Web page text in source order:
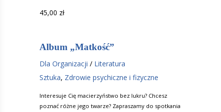
45,00 zł
Album „Matkość”
Dla Organizacji / Literatura
Sztuka, Zdrowie psychiczne i fizyczne
Interesuje Cię macierzyństwo bez lukru? Chcesz
poznać różne jego twarze? Zapraszamy do spotkania